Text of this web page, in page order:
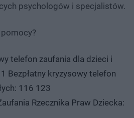
psychologów i specjalistów.
telefon zaufania dla dzieci i
Bezpłatny kryzysowy telefon
116 123
Rzecznika Praw Dziecka: